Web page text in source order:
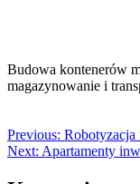
Budowa kontenerów
magazynowanie i
Previous: Robotyzacja
Next: Apartamenty